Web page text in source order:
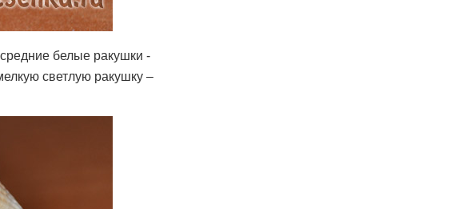
белые ракушки -
светлую ракушку –